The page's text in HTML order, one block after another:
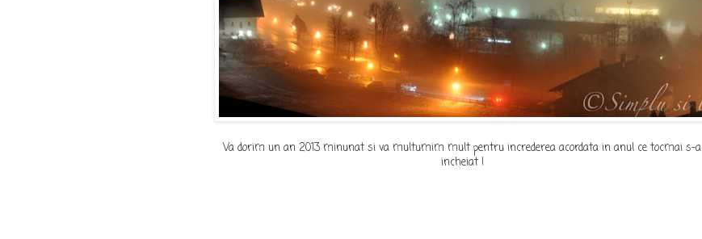
Va dorim un an 2013 minunat si va multumim mult pentru increderea acordata in anul ce tocmai s-a
incheiat !